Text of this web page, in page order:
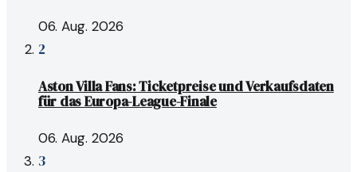
06. Aug. 2026
2
Aston Villa Fans: Ticketpreise und Verkaufsdaten
für das Europa-League-Finale
06. Aug. 2026
3